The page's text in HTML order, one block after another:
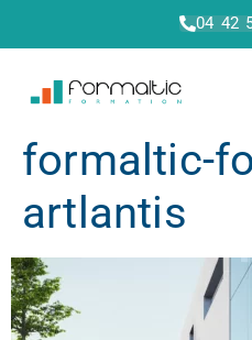
04 42
formaltic-
artlantis